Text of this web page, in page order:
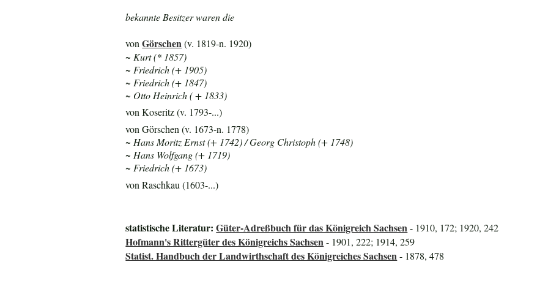
bekannte Besitzer waren die
vonGörschen (v. 1819-n. 1920)
~ Kurt (* 1857)
~ Friedrich (+ 1905)
~ Friedrich (+ 1847)
~ Otto Heinrich ( + 1833)
von Koseritz (v. 1793-...)
von Görschen (v. 1673-n. 1778)
~ Hans Moritz Ernst (+ 1742) / Georg Christoph (+ 1748)
~ Hans Wolfgang (+ 1719)
~ Friedrich (+ 1673)
von Raschkau (1603-...)
statistische Literatur:Güter-Adreßbuch für das Königreich Sachsen- 1910, 172; 1920, 242
Hofmann's Rittergüter des Königreichs Sachsen- 1901, 222; 1914, 259
Statist. Handbuch der Landwirthschaft des Königreiches Sachsen- 1878, 478